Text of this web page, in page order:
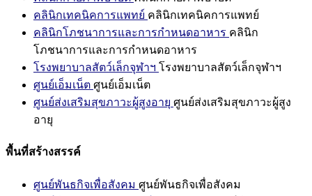
คลินิกเทคนิคการแพทย์ คลินิกเทคนิคการแพทย์
คลินิกโภชนาการและการกำหนดอาหาร คลินิก
โภชนาการและการกำหนดอาหาร
โรงพยาบาลสัตว์เล็กจุฬาฯ โรงพยาบาลสัตว์เล็กจุฬาฯ
ศูนย์เอ็มเน็ต ศูนย์เอ็มเน็ต
ศูนย์ส่งเสริมสุขภาวะผู้สูงอายุ ศูนย์ส่งเสริมสุขภาวะผู้สูง
อายุ
พื้นที่สร้างสรรค์
ศูนย์พันธกิจเพื่อสังคม ศูนย์พันธกิจเพื่อสังคม